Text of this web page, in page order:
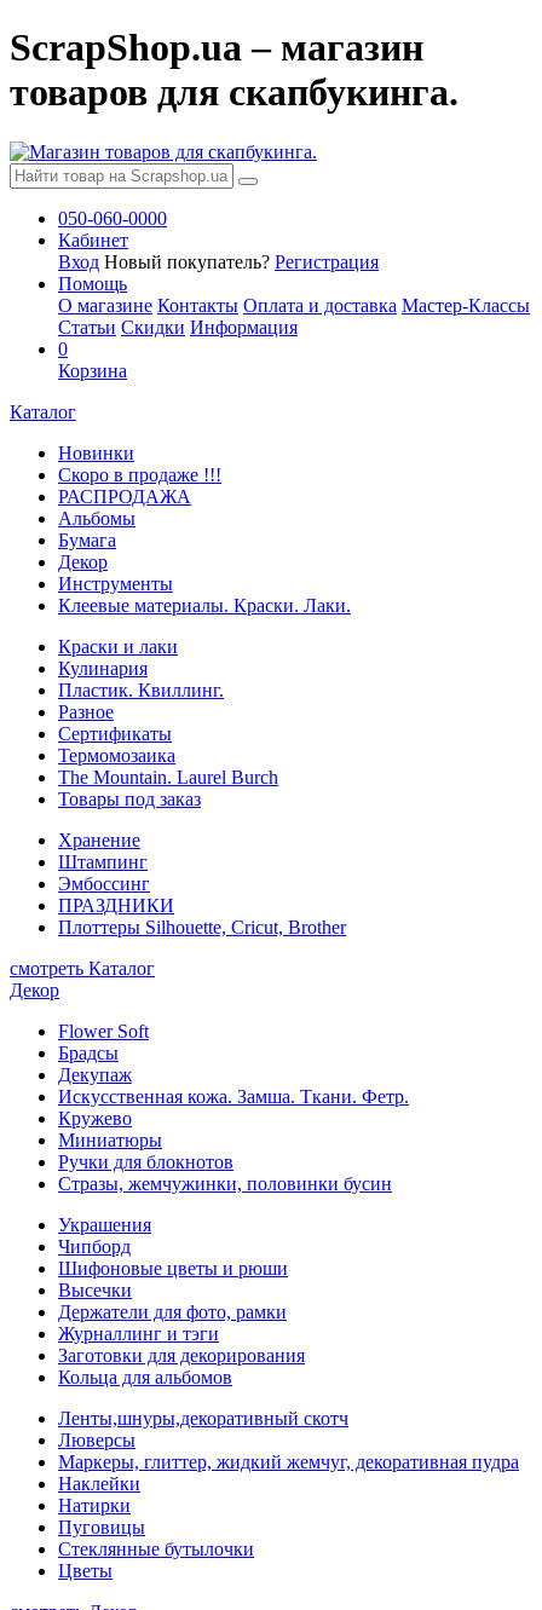
ScrapShop.ua – магазин
товаров для скапбукинга.
050-060-0000
Кабинет
Вход Новый покупатель? Регистрация
Помощь
О магазине Контакты Оплата и доставка Мастер-Классы
Статьи Скидки Информация
0
Корзина
Каталог
Новинки
Скоро в продаже !!!
РАСПРОДАЖА
Альбомы
Бумага
Декор
Инструменты
Клеевые материалы. Краски. Лаки.
Краски и лаки
Кулинария
Пластик. Квиллинг.
Разное
Сертификаты
Термомозаика
The Mountain. Laurel Burch
Товары под заказ
Хранение
Штампинг
Эмбоссинг
ПРАЗДНИКИ
Плоттеры Silhouette, Cricut, Brother
смотреть Каталог
Декор
Flower Soft
Брадсы
Декупаж
Искусственная кожа. Замша. Ткани. Фетр.
Кружево
Миниатюры
Ручки для блокнотов
Стразы, жемчужинки, половинки бусин
Украшения
Чипборд
Шифоновые цветы и рюши
Высечки
Держатели для фото, рамки
Журналлинг и тэги
Заготовки для декорирования
Кольца для альбомов
Ленты,шнуры,декоративный скотч
Люверсы
Маркеры, глиттер, жидкий жемчуг, декоративная пудра
Наклейки
Натирки
Пуговицы
Стеклянные бутылочки
Цветы